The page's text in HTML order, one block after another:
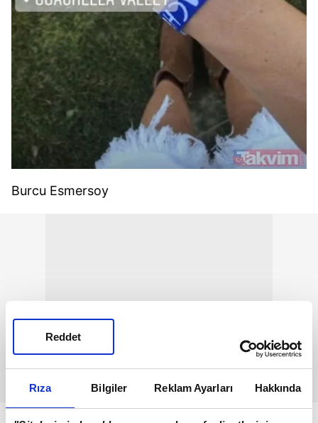
Rıza Bilgiler Reklam Ayarları Hakkında
Reddet
Burcu Esmersoy